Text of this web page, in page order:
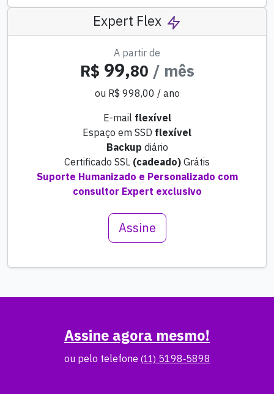
Expert Flex
A partir de
R$ 99,80 / mês
ou R$ 998,00 / ano
E-mail flexível
Espaço em SSD flexível
Backup diário
Certificado SSL (cadeado) Grátis
Suporte Humanizado e Personalizado com
consultor Expert exclusivo
Assine
Assine agora mesmo!
ou pelo telefone (11) 5198‑5898